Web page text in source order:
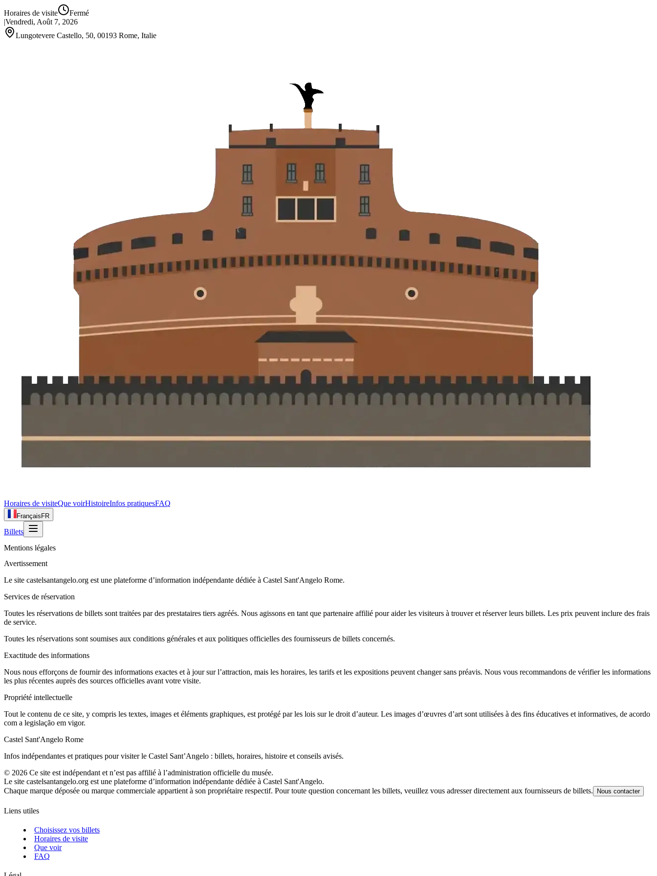
Horaires de visite
Fermé
|Vendredi, Août 7, 2026
Lungotevere Castello, 50, 00193 Rome, Italie
Horaires de visiteQue voirHistoireInfos pratiquesFAQ
Français FR
Billets
Mentions légales
Avertissement
Le site castelsantangelo.org est une plateforme d’information indépendante dédiée à Castel Sant'Angelo Rome.
Services de réservation
Toutes les réservations de billets sont traitées par des prestataires tiers agréés. Nous agissons en tant que partenaire affilié pour aider les visiteurs à trouver et réserver leurs billets. Les prix peuvent inclure des frais
de service.
Toutes les réservations sont soumises aux conditions générales et aux politiques officielles des fournisseurs de billets concernés.
Exactitude des informations
Nous nous efforçons de fournir des informations exactes et à jour sur l’attraction, mais les horaires, les tarifs et les expositions peuvent changer sans préavis. Nous vous recommandons de vérifier les informations
les plus récentes auprès des sources officielles avant votre visite.
Propriété intellectuelle
Tout le contenu de ce site, y compris les textes, images et éléments graphiques, est protégé par les lois sur le droit d’auteur. Les images d’œuvres d’art sont utilisées à des fins éducatives et informatives, de acordo
com a legislação em vigor.
Castel Sant'Angelo Rome
Infos indépendantes et pratiques pour visiter le Castel Sant’Angelo : billets, horaires, histoire et conseils avisés.
© 2026 Ce site est indépendant et n’est pas affilié à l’administration officielle du musée.
Le site castelsantangelo.org est une plateforme d’information indépendante dédiée à Castel Sant'Angelo.
Chaque marque déposée ou marque commerciale appartient à son propriétaire respectif. Pour toute question concernant les billets, veuillez vous adresser directement aux fournisseurs de billets.
Nous contacter
Liens utiles
Choisissez vos billets
Horaires de visite
Que voir
FAQ